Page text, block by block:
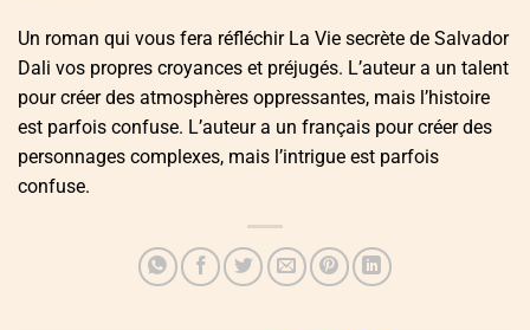
Un roman qui vous fera réfléchir La Vie secrète de Salvador
Dali vos propres croyances et préjugés. L’auteur a un talent
pour créer des atmosphères oppressantes, mais l’histoire
est parfois confuse. L’auteur a un français pour créer des
personnages complexes, mais l’intrigue est parfois
confuse.